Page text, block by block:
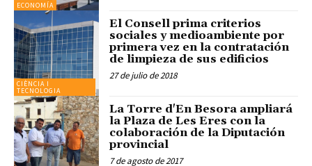
ECONOMÍA
CIÈNCIA I
TECNOLOGIA
El Consell prima criterios
sociales y medioambiente por
primera vez en la contratación
de limpieza de sus edificios
27 de julio de 2018
La Torre d'En Besora ampliará
la Plaza de Les Eres con la
colaboración de la Diputación
provincial
7 de agosto de 2017